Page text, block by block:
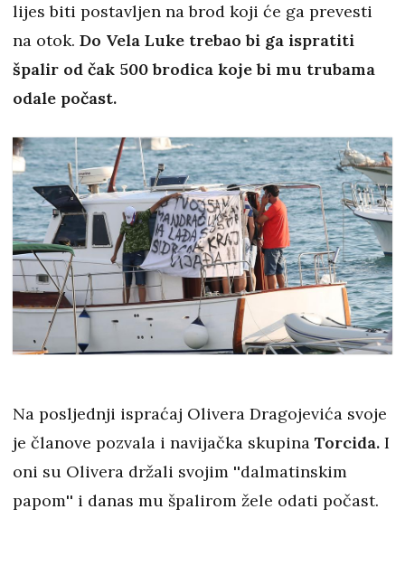
lijes biti postavljen na brod koji će ga prevesti
na otok. Do Vela Luke trebao bi ga ispratiti
špalir od čak 500 brodica koje bi mu trubama
odale počast.
Na posljednji ispraćaj Olivera Dragojevića svoje
je članove pozvala i navijačka skupina Torcida. I
oni su Olivera držali svojim ''dalmatinskim
papom'' i danas mu špalirom žele odati počast.